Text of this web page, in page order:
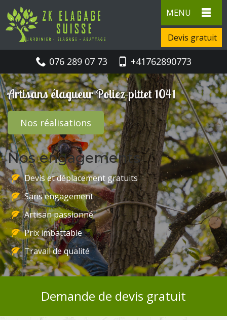
MENU
Devis gratuit
076 289 07 73 +41762890773
Artisans élagueur Poliez-pittet 1041
Nos réalisations
Nos engagements
Devis et déplacement gratuits
Sans engagement
Artisan passionné
Prix imbattable
Travail de qualité
Demande de devis gratuit